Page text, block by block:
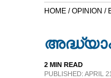
HOME /OPINION /
2 MIN READ
PUBLISHED: APRIL